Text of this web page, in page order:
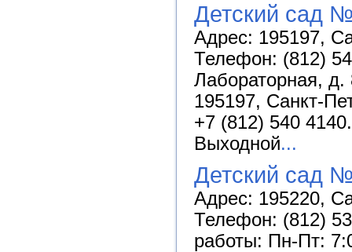
Детский сад
Адрес: 195197,
Телефон: (812)
Лабораторная,
195197, Санкт-
+7 (812) 540
Выходной...
Детский сад
Адрес: 195220,
Телефон: (812)
работы: Пн-Пт: